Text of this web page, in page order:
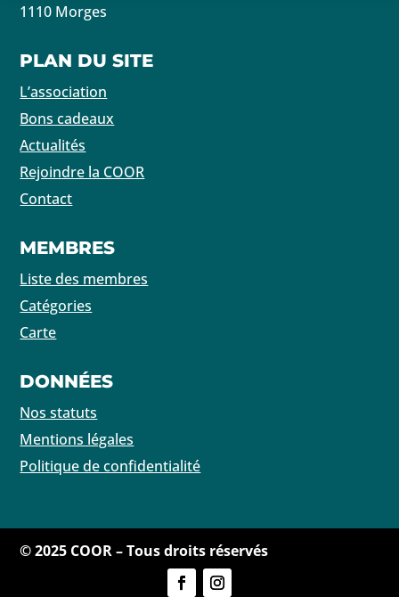
1110 Morges
PLAN DU SITE
L’association
Bons cadeaux
Actualités
Rejoindre la COOR
Contact
MEMBRES
Liste des membres
Catégories
Carte
DONNÉES
Nos statuts
Mentions légales
Politique de confidentialité
© 2025 COOR – Tous droits réservés